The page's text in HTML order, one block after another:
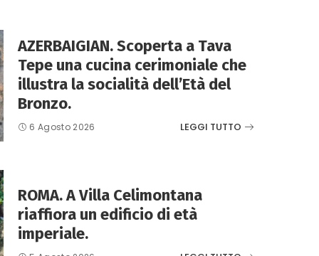
AZERBAIGIAN. Scoperta a Tava
Tepe una cucina cerimoniale che
illustra la socialità dell’Età del
Bronzo.
6 Agosto 2026 LEGGI TUTTO
ROMA. A Villa Celimontana
riaffiora un edificio di età
imperiale.